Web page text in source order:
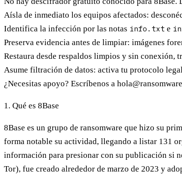
Aísla de inmediato los equipos afectados:
Identifica la infección por las notas info.txt e
Preserva evidencia antes de limpiar: imágenes
Restaura desde respaldos limpios y sin conexión,
Asume filtración de datos: activa tu protocolo
¿Necesitas apoyo? Escríbenos a
1. Qué es 8Base
8Base es un grupo de ransomware que hizo su
forma notable su actividad, llegando a listar 131
información para presionar con su publicación si
Tor), fue creado alrededor de marzo de 2023 y